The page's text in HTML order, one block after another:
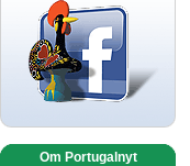
Om Portugalnyt